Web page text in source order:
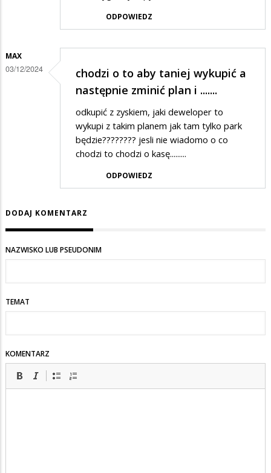
ODPOWIEDZ
MAX
03/12/2024
chodzi o to aby taniej wykupić a
następnie zminić plan i .......
odkupić z zyskiem, jaki deweloper to
wykupi z takim planem jak tam tylko park
będzie???????? jesli nie wiadomo o co
chodzi to chodzi o kasę.........
ODPOWIEDZ
DODAJ KOMENTARZ
NAZWISKO LUB PSEUDONIM
TEMAT
KOMENTARZ